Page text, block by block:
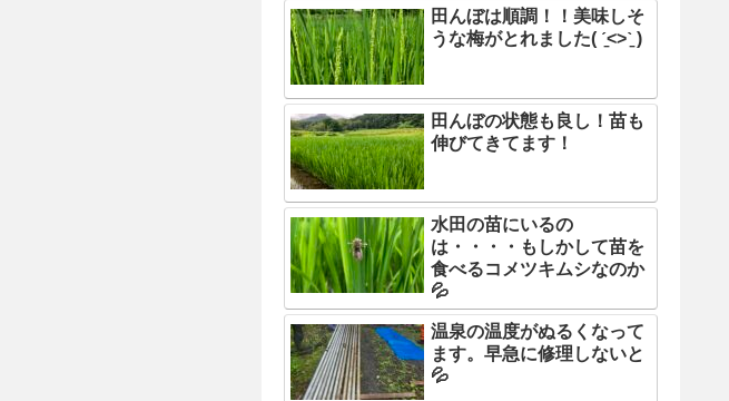
田んぼは順調！！美味しそ
うな梅がとれました( ˊ̱˂˃ˋ̱ )
田んぼの状態も良し！苗も
伸びてきてます！
水田の苗にいるの
は・・・・もしかして苗を
食べるコメツキムシなのか
💦
温泉の温度がぬるくなって
ます。早急に修理しないと
💦